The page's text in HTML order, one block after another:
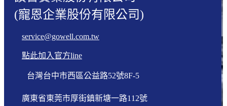
(寵恩企業股份有限公司)
service@gowell.com.tw
點此加入官方line
台灣台中市西區公益路52號8F-5
廣東省東莞市厚街鎮新塘一路112號